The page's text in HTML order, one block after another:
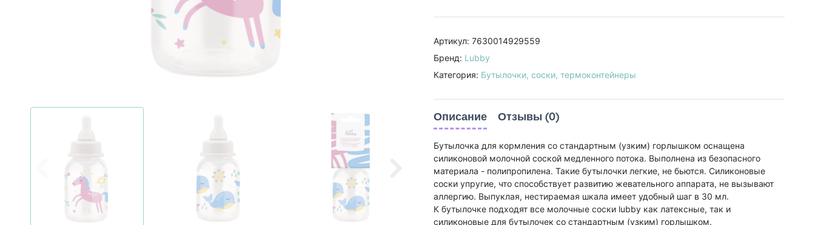
Артикул: 7630014929559
Бренд: Lubby
Категория: Бутылочки, соски, термоконтейнеры
Описание Отзывы (0)
Бутылочка для кормления со стандартным (узким) горлышком оснащена
силиконовой молочной соской медленного потока. Выполнена из безопасного
материала - полипропилена. Такие бутылочки легкие, не бьются. Силиконовые
соски упругие, что способствует развитию жевательного аппарата, не вызывают
аллергию. Выпуклая, нестираемая шкала имеет удобный шаг в 30 мл.
К бутылочке подходят все молочные соски lubby как латексные, так и
силиконовые для бутылочек со стандартным (узким) горлышком.